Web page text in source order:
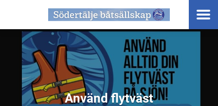
Använd flytväst